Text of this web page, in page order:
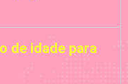
de idade para